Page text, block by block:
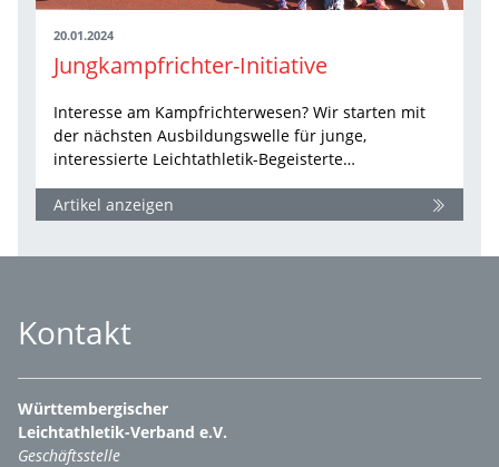
20.01.2024
Jungkampfrichter-Initiative
Interesse am Kampfrichterwesen? Wir starten mit
der nächsten Ausbildungswelle für junge,
interessierte Leichtathletik-Begeisterte…
Artikel anzeigen
Kontakt
Württembergischer
Leichtathletik-Verband e.V.
Geschäftsstelle